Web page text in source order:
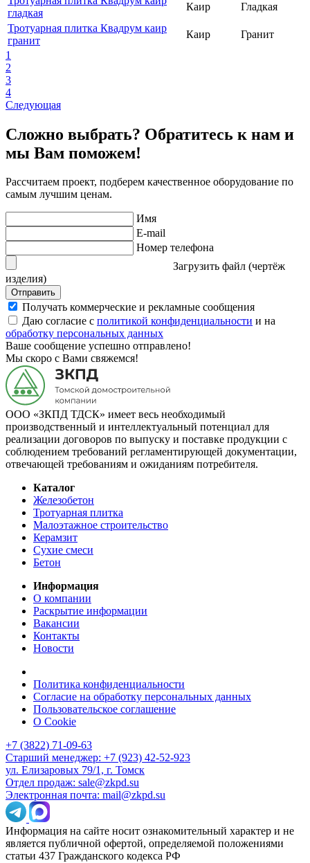
гладкая
Каир
Гладкая
Тротуарная плитка Квадрум каир
гранит
Каир
Гранит
1
2
3
4
Следующая
Сложно выбрать? Обратитесь к нам и
мы Вам поможем!
Рассчитаем проект, подберем качественное оборудование по
самым лучшим ценам.
Имя
E-mail
Номер телефона
Загрузить файл (чертёж
изделия)
Отправить
Получать коммерческие и рекламные сообщения
Даю согласие с политикой конфиденциальности и на
обработку персональных данных
Ваше сообщение успешно отправлено!
Мы скоро с Вами свяжемся!
ООО «ЗКПД ТДСК» имеет весь необходимый
производственный и интеллектуальный потенциал для
реализации договоров по выпуску и поставке продукции с
соблюдением требований регламентирующей документации,
отвечающей требованиям и ожиданиям потребителя.
Каталог
Железобетон
Тротуарная плитка
Малоэтажное строительство
Керамзит
Сухие смеси
Бетон
Информация
О компании
Раскрытие информации
Вакансии
Контакты
Новости
Политика конфиденциальности
Согласие на обработку персональных данных
Пользовательское соглашение
О Cookie
+7 (3822) 71-09-63
Старший менеджер: +7 (923) 42-52-923
ул. Елизаровых 79/1, г. Томск
Отдел продаж: sale@zkpd.su
Электронная почта: mail@zkpd.su
Информация на сайте носит ознакомительный характер и не
является публичной офертой, определяемой положениями
статьи 437 Гражданского кодекса РФ